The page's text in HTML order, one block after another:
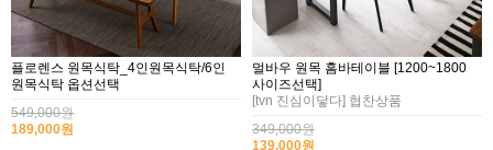
플로렌스 원목식탁_4인원목식탁/6인
원목식탁 옵션선택
549,000원
189,000원
멀바우 원목 홈바테이블 [1200~1800
사이즈선택]
[tvn 진심이닿다] 협찬상품
349,000원
139,000원